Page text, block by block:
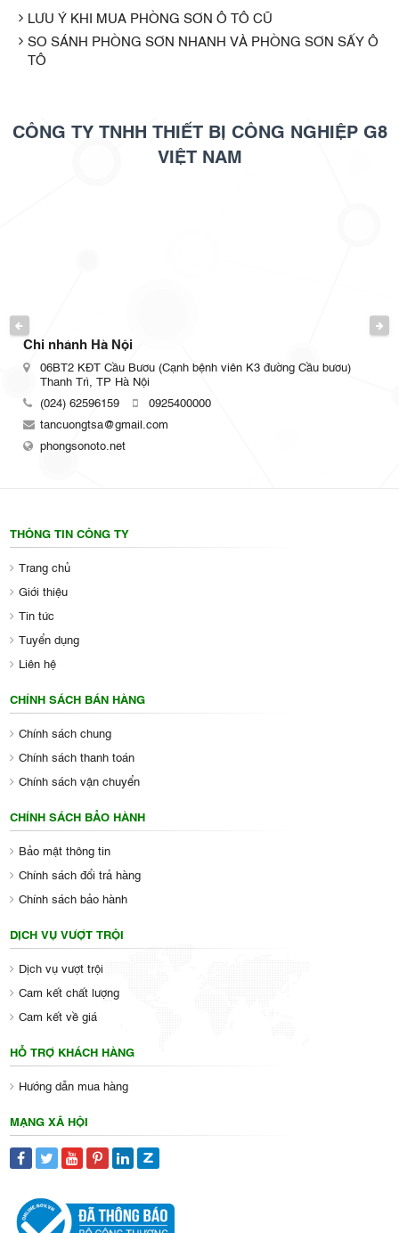
LƯU Ý KHI MUA PHÒNG SƠN Ô TÔ CŨ
SO SÁNH PHÒNG SƠN NHANH VÀ PHÒNG SƠN SẤY Ô
TÔ
CÔNG TY TNHH THIẾT BỊ CÔNG NGHIỆP G8
VIỆT NAM
PREVIOUS
Chi nhánh HCM
Số 110 Trần Văn Mười, P. Xuân Thới Đông, TPHCM
(024) 62596159
tancuongtsa@gmail.com
phongsonoto.net
NEXT
THÔNG TIN CÔNG TY
Trang chủ
Giới thiệu
Tin tức
Tuyển dụng
Liên hệ
CHÍNH SÁCH BÁN HÀNG
Chính sách chung
Chính sách thanh toán
Chính sách vận chuyển
CHÍNH SÁCH BẢO HÀNH
Bảo mật thông tin
Chính sách đổi trả hàng
Chính sách bảo hành
DỊCH VỤ VƯỢT TRỘI
Dịch vụ vượt trội
Cam kết chất lượng
Cam kết về giá
HỖ TRỢ KHÁCH HÀNG
Hướng dẫn mua hàng
MẠNG XÃ HỘI